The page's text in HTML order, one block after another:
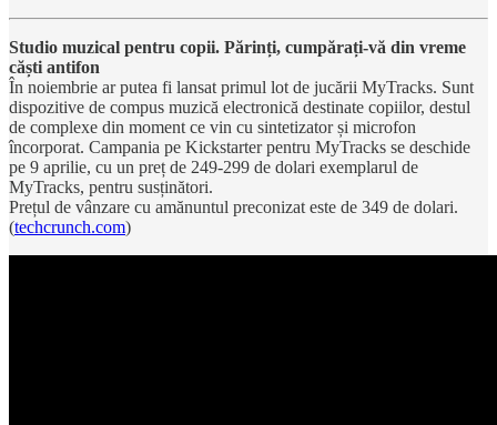
Studio muzical pentru copii. Părinți, cumpărați-vă din vreme
căști antifon
În noiembrie ar putea fi lansat primul lot de jucării MyTracks. Sunt
dispozitive de compus muzică electronică destinate copiilor, destul
de complexe din moment ce vin cu sintetizator și microfon
încorporat. Campania pe Kickstarter pentru MyTracks se deschide
pe 9 aprilie, cu un preț de 249-299 de dolari exemplarul de
MyTracks, pentru susținători.
Prețul de vânzare cu amănuntul preconizat este de 349 de dolari.
(techcrunch.com)